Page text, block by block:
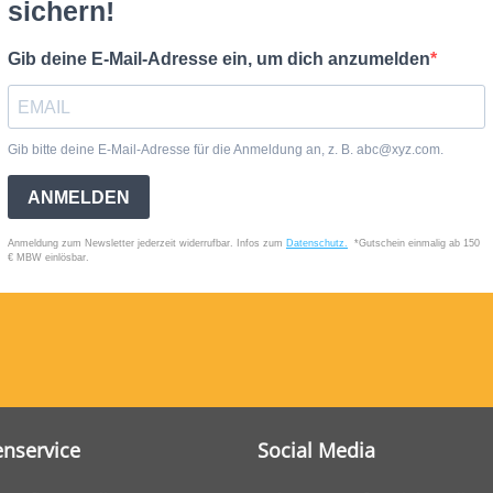
Social Media